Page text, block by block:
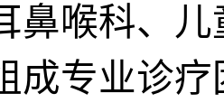
鼻喉科、
成专业诊